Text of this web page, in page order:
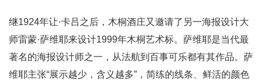
继1924年让·卡吕之后，木桐酒庄又邀请了另一海报设计大
师雷蒙·萨维耶来设计1999年木桐艺术标。萨维耶是当代最
著名的海报设计师之一，从法航到百事可乐都有其作品。萨
维耶主张“展示越少，含义越多”，简练的线条、鲜活的颜色